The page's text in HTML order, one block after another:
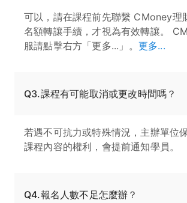
可以，請在課程前先聯繫 CMoney理
名額轉讓手續，才視為有效轉讓。
服請點擊右方「更多...」。 更多...
Q3.課程有可能取消或更改時間嗎？
若遇不可抗力或特殊情況，主辦單位
課程內容的權利，會提前通知學員。
Q4.報名人數不足怎麼辦？